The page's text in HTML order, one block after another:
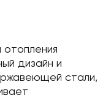
отопления
дизайн и
стали,